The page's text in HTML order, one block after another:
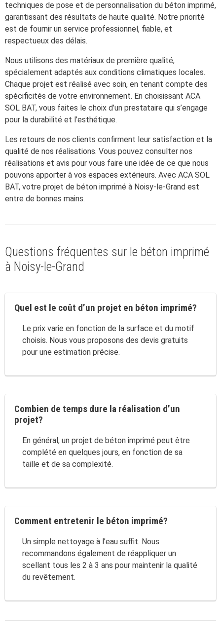
techniques de pose et de personnalisation du béton imprimé,
garantissant des résultats de haute qualité. Notre priorité
est de fournir un service professionnel, fiable, et
respectueux des délais.
Nous utilisons des matériaux de première qualité,
spécialement adaptés aux conditions climatiques locales.
Chaque projet est réalisé avec soin, en tenant compte des
spécificités de votre environnement. En choisissant ACA
SOL BAT, vous faites le choix d’un prestataire qui s’engage
pour la durabilité et l’esthétique.
Les retours de nos clients confirment leur satisfaction et la
qualité de nos réalisations. Vous pouvez consulter nos
réalisations et avis pour vous faire une idée de ce que nous
pouvons apporter à vos espaces extérieurs. Avec ACA SOL
BAT, votre projet de béton imprimé à Noisy-le-Grand est
entre de bonnes mains.
Questions fréquentes sur le béton imprimé
à Noisy-le-Grand
Quel est le coût d’un projet en béton imprimé?
Le prix varie en fonction de la surface et du motif
choisis. Nous vous proposons des devis gratuits
pour une estimation précise.
Combien de temps dure la réalisation d’un
projet?
En général, un projet de béton imprimé peut être
complété en quelques jours, en fonction de sa
taille et de sa complexité.
Comment entretenir le béton imprimé?
Un simple nettoyage à l’eau suffit. Nous
recommandons également de réappliquer un
scellant tous les 2 à 3 ans pour maintenir la qualité
du revêtement.